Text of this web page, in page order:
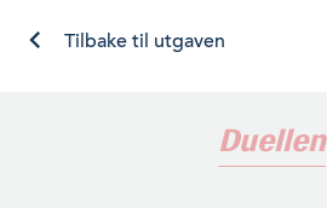
Tilbake til utgaven
Duellen